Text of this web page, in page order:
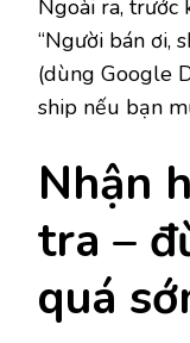
Ngoài ra, trước
“Người bán ơi,
(dùng Google
ship nếu bạn
Nhận
tra –
quá